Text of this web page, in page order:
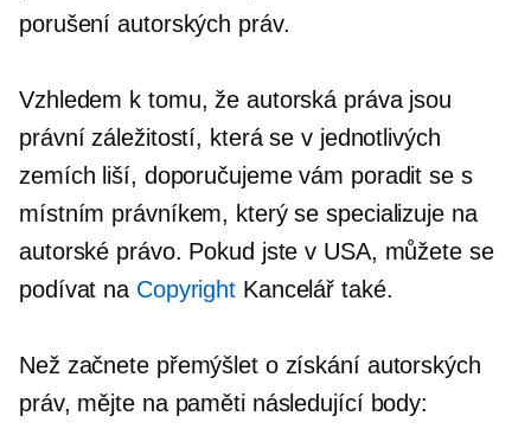
porušení autorských práv.
Vzhledem k tomu, že autorská práva jsou
právní záležitostí, která se v jednotlivých
zemích liší, doporučujeme vám poradit se s
místním právníkem, který se specializuje na
autorské právo. Pokud jste v USA, můžete se
podívat na Copyright Kancelář také.
Než začnete přemýšlet o získání autorských
práv, mějte na paměti následující body: